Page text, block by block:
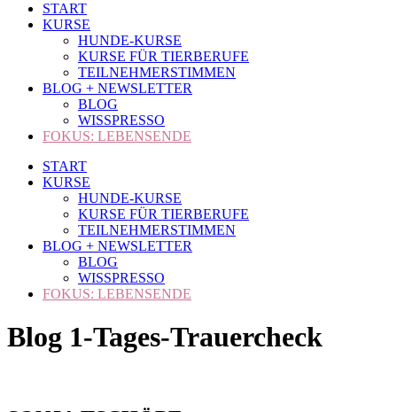
START
KURSE
HUNDE-KURSE
KURSE FÜR TIERBERUFE
TEILNEHMERSTIMMEN
BLOG + NEWSLETTER
BLOG
WISSPRESSO
FOKUS: LEBENSENDE
START
KURSE
HUNDE-KURSE
KURSE FÜR TIERBERUFE
TEILNEHMERSTIMMEN
BLOG + NEWSLETTER
BLOG
WISSPRESSO
FOKUS: LEBENSENDE
Blog 1-Tages-Trauercheck